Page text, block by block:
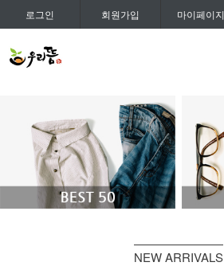
로그인 회원가입 마이페이지
NEW ARRIVALS